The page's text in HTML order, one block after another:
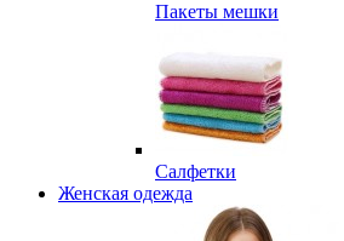
Пакеты мешки
Салфетки
Женская одежда